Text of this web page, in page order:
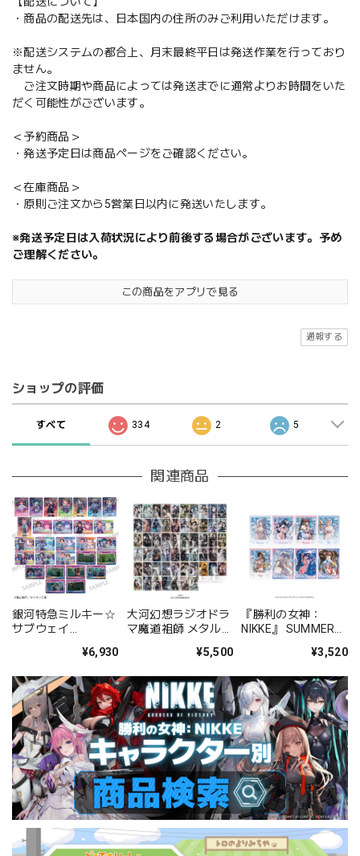
・商品の配送先は、日本国内の住所のみご利用いただけます。
※配送システムの都合上、月末最終平日は発送作業を行っており
ません。
ご注文時期や商品によっては発送までに通常よりお時間をいた
だく可能性がございます。
＜予約商品＞
・発送予定日は商品ページをご確認ください。
＜在庫商品＞
・原則ご注文から5営業日以内に発送いたします。
※発送予定日は入荷状況により前後する場合がございます。予め
ご理解ください。
この商品をアプリで見る
通報する
ショップの評価
すべて 334 2 5
関連商品
銀河特急ミルキー☆
サブウェイ
し第2弾 14パックセ
¥6,930
大河幻想ラジオドラ
マ魔道祖師 メタルカ
¥5,500
『勝利の女神：
NIKKE』 SUMMER
¥3,520